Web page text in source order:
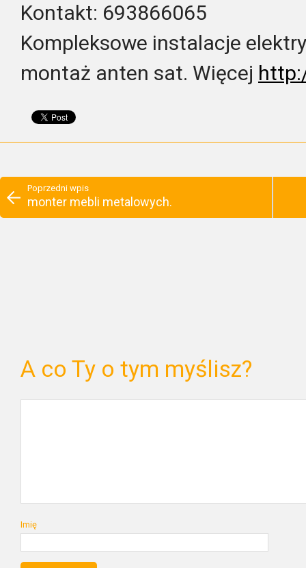
Kontakt: 693866065
Kompleksowe instalacje
montaż anten sat. Więcej
Poprzedni wpis
monter mebli metalowych.
A co Ty o tym myślisz?
Imię